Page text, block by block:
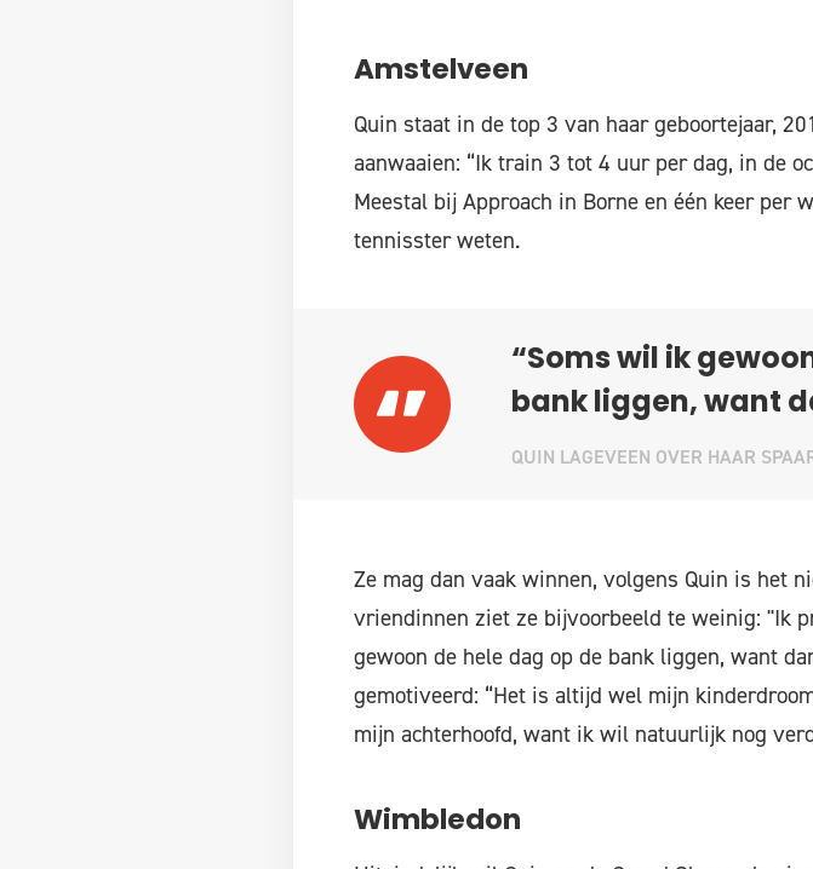
Amstelveen
Quin staat in de top 3 van haar geboortejaar,
aanwaaien: “Ik train 3 tot 4 uur per dag, in de
Meestal bij Approach in Borne en één keer per
tennisster weten.
“Soms wil ik
bank liggen, want
QUIN LAGEVEEN OVER HAAR
Ze mag dan vaak winnen, volgens Quin is het
vriendinnen ziet ze bijvoorbeeld te weinig: "Ik
gewoon de hele dag op de bank liggen, want
gemotiveerd: “Het is altijd wel mijn
mijn achterhoofd, want ik wil natuurlijk nog
Wimbledon